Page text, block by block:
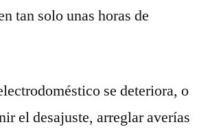
tan solo unas horas de
se deteriora, o
el desajuste, arreglar averías